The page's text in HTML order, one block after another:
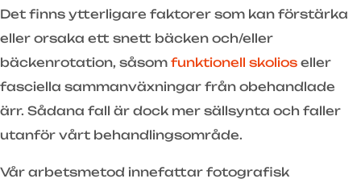
Det finns ytterligare faktorer som kan förstärka
eller orsaka ett snett bäcken och/eller
bäckenrotation, såsom funktionell skolios eller
fasciella sammanväxningar från obehandlade
ärr. Sådana fall är dock mer sällsynta och faller
utanför vårt behandlingsområde.
Vår arbetsmetod innefattar fotografisk